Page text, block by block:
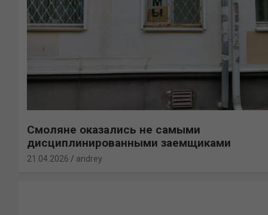
Смоляне оказались не самыми
дисциплинированными заемщиками
21.04.2026 andrey